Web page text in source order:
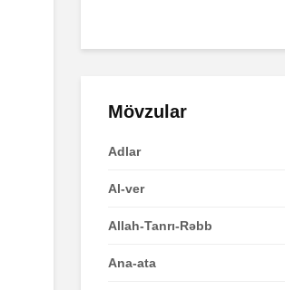
Mövzular
Adlar
Al-ver
Allah-Tanrı-Rəbb
Ana-ata